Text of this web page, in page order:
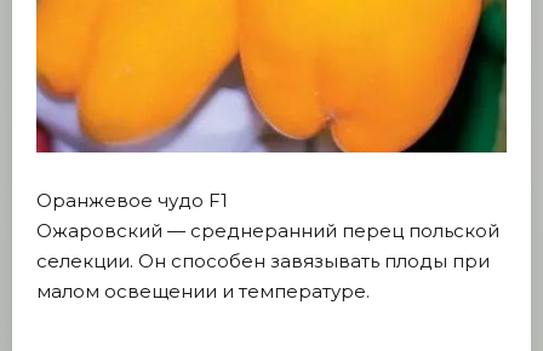
Оранжевое чудо F1
Ожаровский — среднеранний перец польской
селекции. Он способен завязывать плоды при
малом освещении и температуре.